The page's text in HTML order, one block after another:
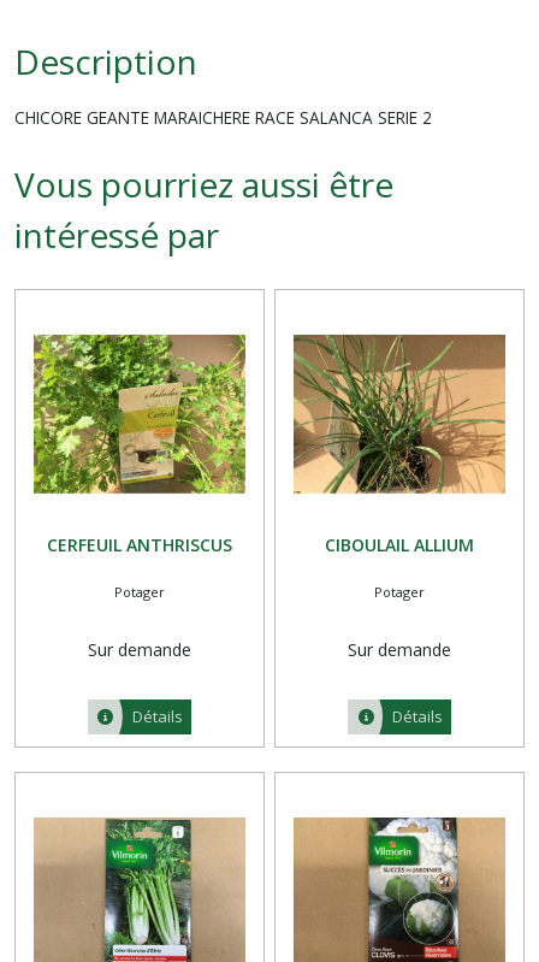
Description
CHICORE GEANTE MARAICHERE RACE SALANCA SERIE 2
Vous pourriez aussi être
intéressé par
CERFEUIL ANTHRISCUS
Potager
Sur demande
Détails
CIBOULAIL ALLIUM
Potager
Sur demande
Détails